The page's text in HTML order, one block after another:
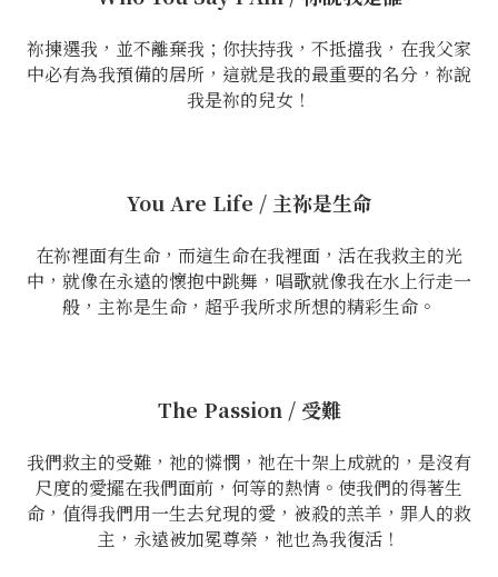
祢揀選我，並不離棄我；你扶持我，不抵擋我，在我父家
中必有為我預備的居所，這就是我的最重要的名分，祢說
我是祢的兒女！
You Are Life / 主祢是生命
在祢裡面有生命，而這生命在我裡面，活在我救主的光
中，就像在永遠的懷抱中跳舞，唱歌就像我在水上行走一
般，主祢是生命，超乎我所求所想的精彩生命。
The Passion / 受難
我們救主的受難，祂的憐憫，祂在十架上成就的，是沒有
尺度的愛擺在我們面前，何等的熱情。使我們的得著生
命，值得我們用一生去兌現的愛，被殺的羔羊，罪人的救
主，永遠被加冕尊榮，祂也為我復活！